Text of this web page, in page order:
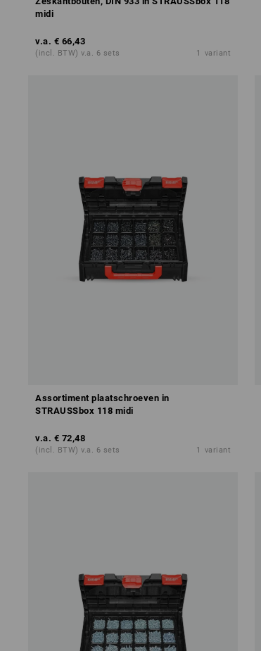
midi
v.a. € 66,43
(incl. BTW) v.a. 6 sets 1 variant
Assortiment plaatschroeven in
STRAUSSbox 118 midi
v.a. € 72,48
(incl. BTW) v.a. 6 sets 1 variant